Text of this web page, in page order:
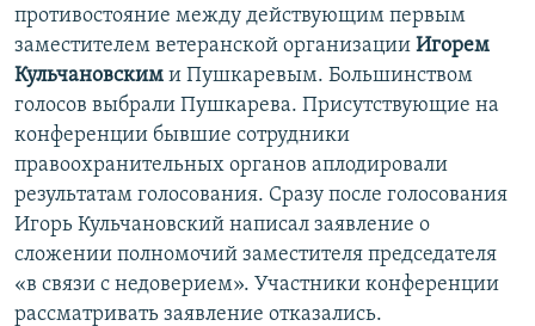
противостояние между действующим первым
заместителем ветеранской организации Игорем
Кульчановским и Пушкаревым. Большинством
голосов выбрали Пушкарева. Присутствующие на
конференции бывшие сотрудники
правоохранительных органов аплодировали
результатам голосования. Сразу после голосования
Игорь Кульчановский написал заявление о
сложении полномочий заместителя председателя
«в связи с недоверием». Участники конференции
рассматривать заявление отказались. ​